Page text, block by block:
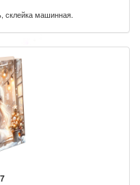
склейка машинная.